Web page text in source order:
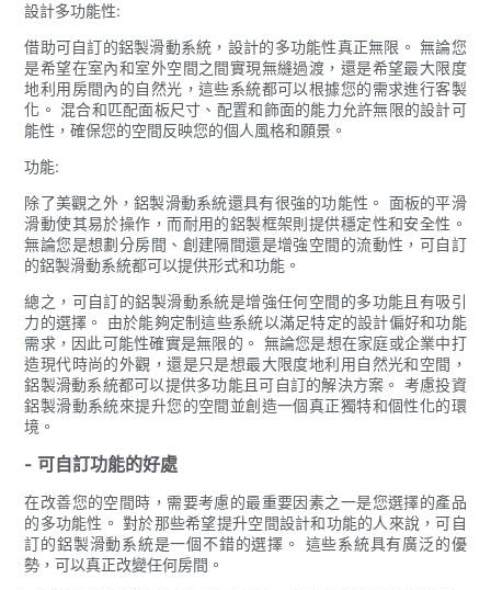
設計多功能性:
借助可自訂的鋁製滑動系統，設計的多功能性真正無限。 無論您
是希望在室內和室外空間之間實現無縫過渡，還是希望最大限度
地利用房間內的自然光，這些系統都可以根據您的需求進行客製
化。 混合和匹配面板尺寸、配置和飾面的能力允許無限的設計可
能性，確保您的空間反映您的個人風格和願景。
功能:
除了美觀之外，鋁製滑動系統還具有很強的功能性。 面板的平滑
滑動使其易於操作，而耐用的鋁製框架則提供穩定性和安全性。
無論您是想劃分房間、創建隔間還是增強空間的流動性，可自訂
的鋁製滑動系統都可以提供形式和功能。
總之，可自訂的鋁製滑動系統是增強任何空間的多功能且有吸引
力的選擇。 由於能夠定制這些系統以滿足特定的設計偏好和功能
需求，因此可能性確實是無限的。 無論您是想在家庭或企業中打
造現代時尚的外觀，還是只是想最大限度地利用自然光和空間，
鋁製滑動系統都可以提供多功能且可自訂的解決方案。 考慮投資
鋁製滑動系統來提升您的空間並創造一個真正獨特和個性化的環
境。
- 可自訂功能的好處
在改善您的空間時，需要考慮的最重要因素之一是您選擇的產品
的多功能性。 對於那些希望提升空間設計和功能的人來說，可自
訂的鋁製滑動系統是一個不錯的選擇。 這些系統具有廣泛的優
勢，可以真正改變任何房間。